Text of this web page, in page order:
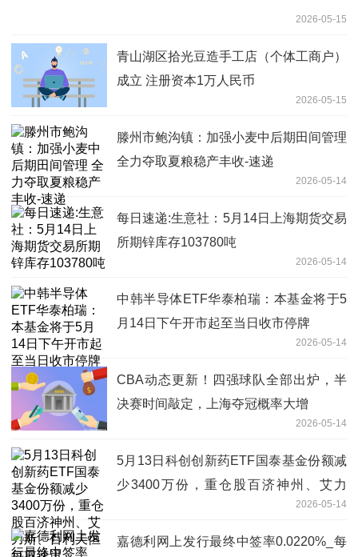
2026-05-15
青山湖区拾光豆造手工店（个体工商户）
成立 注册资本1万人民币
2026-05-15
滕州市鲍沟镇：加强小麦中后期田间管理
全力夺取夏粮稳产丰收-速递
2026-05-14
每日速递:生意社：5月14日上海期货交易
所期锌库存103780吨
2026-05-14
中韩半导体ETF华泰柏瑞：本基金将于5
月14日下午开市起至当日收市停牌
2026-05-14
CBA动态更新！四强球队全部出炉，半
决赛时间敲定，上海夺冠概率大增
2026-05-14
5月13日科创创新药ETF国泰基金份额减
少3400万份，重仓股百济神州、艾力
2026-05-14
嘉德利网上发行最终中签率0.0220%_每